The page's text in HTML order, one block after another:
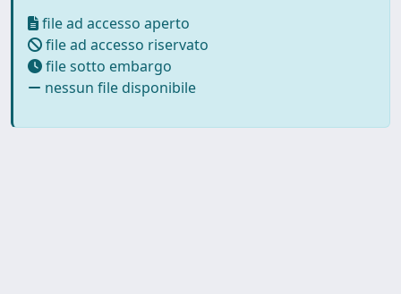
file ad accesso aperto
file ad accesso riservato
file sotto embargo
nessun file disponibile